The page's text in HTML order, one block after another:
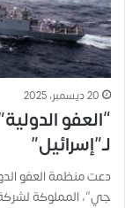
20 ديسمبر، 2025
“العفو
لـ”إسرائيل”
دعت منظمة العفو
جي”، المملوكة لشركة ألمانية، وتحمل